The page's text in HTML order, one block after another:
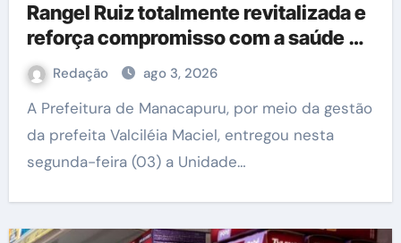
Rangel Ruiz totalmente revitalizada e
reforça compromisso com a saúde de
Manacapuru
Redação ago 3, 2026
A Prefeitura de Manacapuru, por meio da gestão
da prefeita Valciléia Maciel, entregou nesta
segunda-feira (03) a Unidade…